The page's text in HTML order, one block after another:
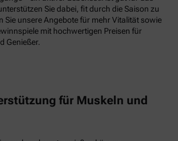
Sie dabei, fit durch die Saison zu
Sie unsere Angebote für mehr Vitalität sowie
mit hochwertigen Preisen für
Genießer.
für Muskeln und